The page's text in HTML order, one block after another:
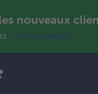
nouveaux
Voir les conditions